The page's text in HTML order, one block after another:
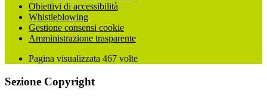
Obiettivi di accessibilità
Whistleblowing
Gestione consensi cookie
Amministrazione trasparente
Pagina visualizzata 467 volte
Sezione Copyright